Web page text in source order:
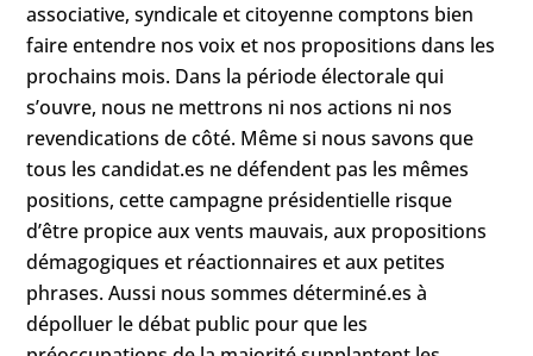
associative, syndicale et citoyenne comptons bien
faire entendre nos voix et nos propositions dans les
prochains mois. Dans la période électorale qui
s’ouvre, nous ne mettrons ni nos actions ni nos
revendications de côté. Même si nous savons que
tous les candidat.es ne défendent pas les mêmes
positions, cette campagne présidentielle risque
d’être propice aux vents mauvais, aux propositions
démagogiques et réactionnaires et aux petites
phrases. Aussi nous sommes déterminé.es à
dépolluer le débat public pour que les